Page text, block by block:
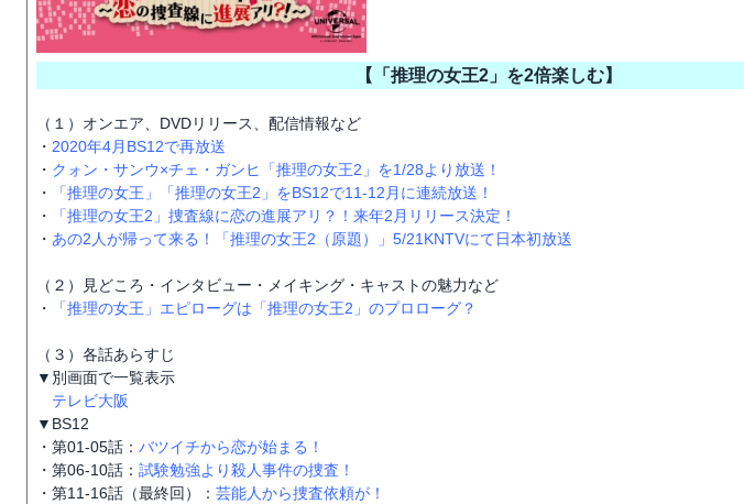
【「推理の女王2」を2倍楽しむ】
（１）オンエア、DVDリリース、配信情報など
・ 2020年4月BS12で再放送
・ クォン・サンウ×チェ・ガンヒ「推理の女王2」を1/28より放送！
・
「推理の女王」「推理の女王2」をBS12で11-12月に連続放送！
・
「推理の女王2」捜査線に恋の進展アリ？！来年2月リリース決定！
・ あの2人が帰って来る！「推理の女王2（原題）」5/21KNTVにて日本初放送
（２）見どころ・インタビュー・メイキング・キャストの魅力など
・
「推理の女王」エピローグは「推理の女王2」のプロローグ？
（３）各話あらすじ
▼別画面で一覧表示
テレビ大阪
▼BS12
・第01-05話： バツイチから恋が始まる！
・第06-10話： 試験勉強より殺人事件の捜査！
・第11-16話（最終回）： 芸能人から捜査依頼が！